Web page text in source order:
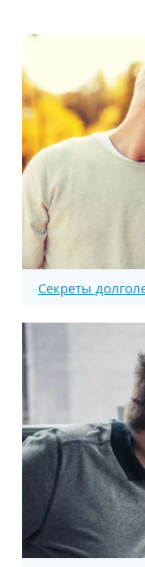
Секреты